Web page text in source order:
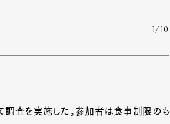
1/10
査を実施した。参加者は食事制限のも